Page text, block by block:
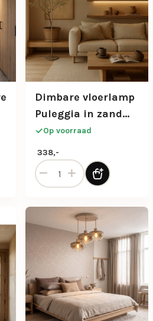
in mat zwart aantal
Dimbare vloerlamp
Puleggia in zand
kleur
Op voorraad
338,-
Dimbare vloerlamp